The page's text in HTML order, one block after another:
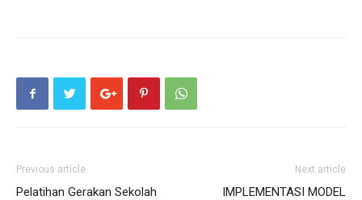
Previous article
Pelatihan Gerakan Sekolah
Next article
IMPLEMENTASI MODEL